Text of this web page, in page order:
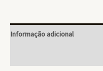
Informação adicional